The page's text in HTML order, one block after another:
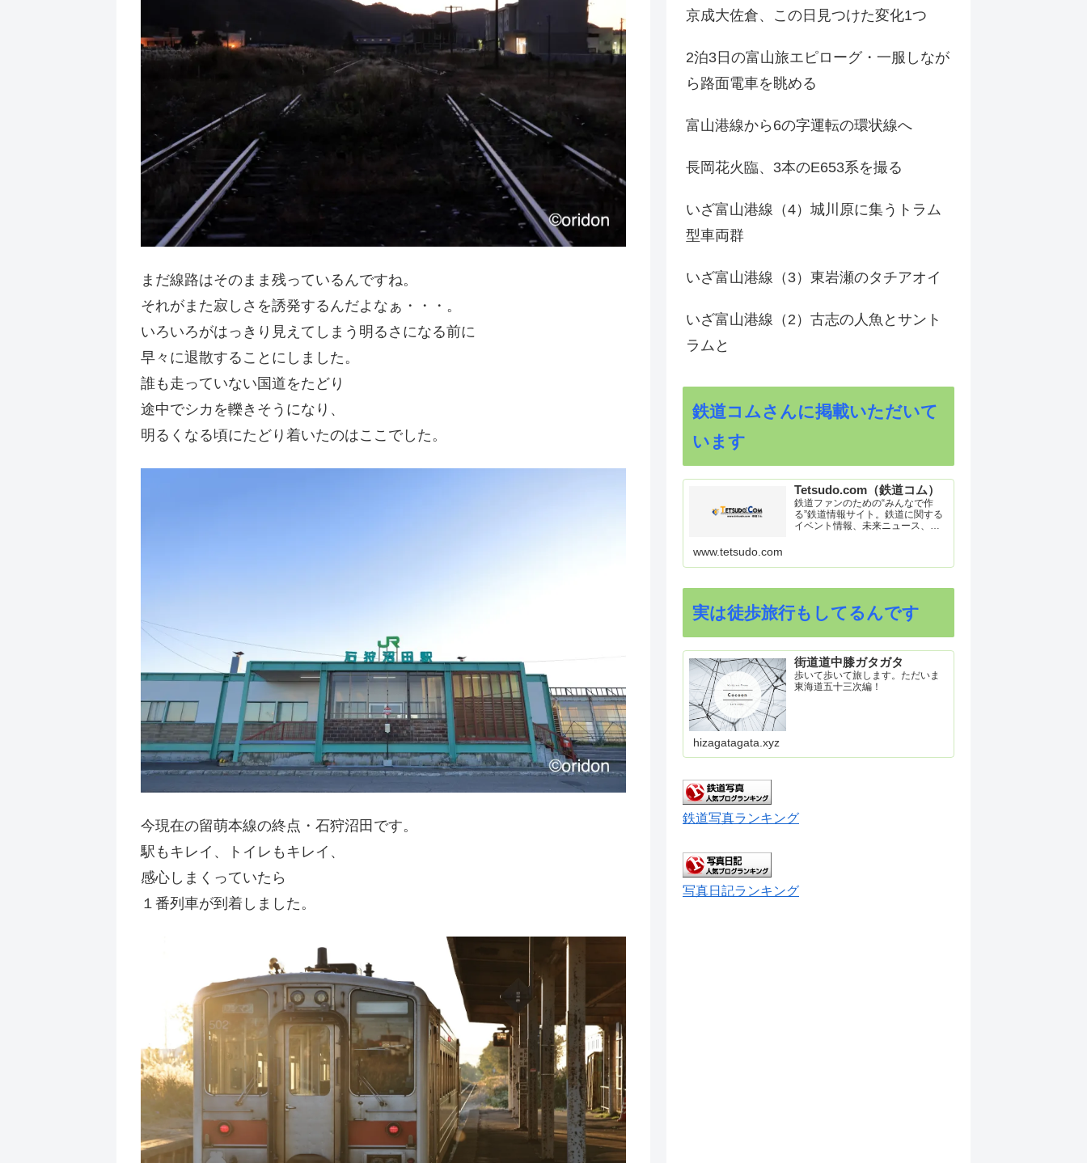
まだ線路はそのまま残っているんですね。
それがまた寂しさを誘発するんだよなぁ・・・。
いろいろがはっきり見えてしまう明るさになる前に
早々に退散することにしました。
誰も走っていない国道をたどり
途中でシカを轢きそうになり、
明るくなる頃にたどり着いたのはここでした。
今現在の留萌本線の終点・石狩沼田です。
駅もキレイ、トイレもキレイ、
感心しまくっていたら
１番列車が到着しました。
京成大佐倉、この日見つけた変化1つ
2泊3日の富山旅エピローグ・一服しなが
ら路面電車を眺める
富山港線から6の字運転の環状線へ
長岡花火臨、3本のE653系を撮る
いざ富山港線（4）城川原に集うトラム
型車両群
いざ富山港線（3）東岩瀬のタチアオイ
いざ富山港線（2）古志の人魚とサント
ラムと
鉄道コムさんに掲載いただいて
います
Tetsudo.com（鉄道コム）
鉄道ファンのための“みんなで作
る”鉄道情報サイト。鉄道に関する
イベント情報、未来ニュース、車
ク集や、参加型ゲーム「駅つなゲ
www.tetsudo.com
実は徒歩旅行もしてるんです
街道道中膝ガタガタ
歩いて歩いて旅します。ただいま
東海道五十三次編！
hizagatagata.xyz
鉄道写真ランキング
写真日記ランキング